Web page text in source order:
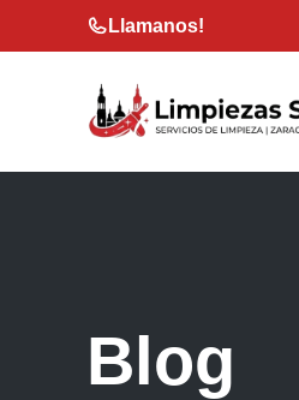
al
Llamanos!
Blog